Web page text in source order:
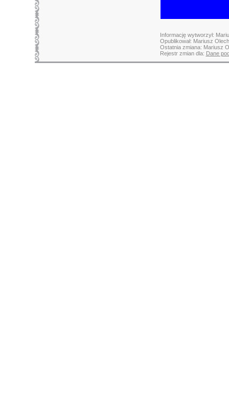
Informację wytworzył:
Opublikował: Mariusz
Ostatnia zmiana: Mariusz
Rejestr zmian dla: Dane